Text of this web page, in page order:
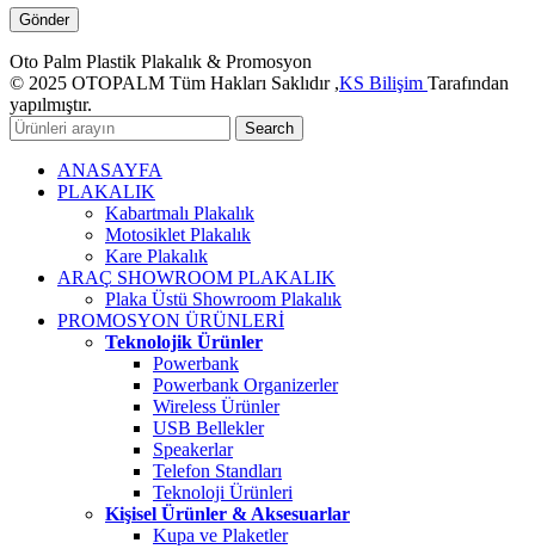
Oto Palm Plastik Plakalık & Promosyon
© 2025 OTOPALM Tüm Hakları Saklıdır ,KS Bilişim Tarafından
yapılmıştır.
Search
ANASAYFA
PLAKALIK
Kabartmalı Plakalık
Motosiklet Plakalık
Kare Plakalık
ARAÇ SHOWROOM PLAKALIK
Plaka Üstü Showroom Plakalık
PROMOSYON ÜRÜNLERİ
Teknolojik Ürünler
Powerbank
Powerbank Organizerler
Wireless Ürünler
USB Bellekler
Speakerlar
Telefon Standları
Teknoloji Ürünleri
Kişisel Ürünler & Aksesuarlar
Kupa ve Plaketler